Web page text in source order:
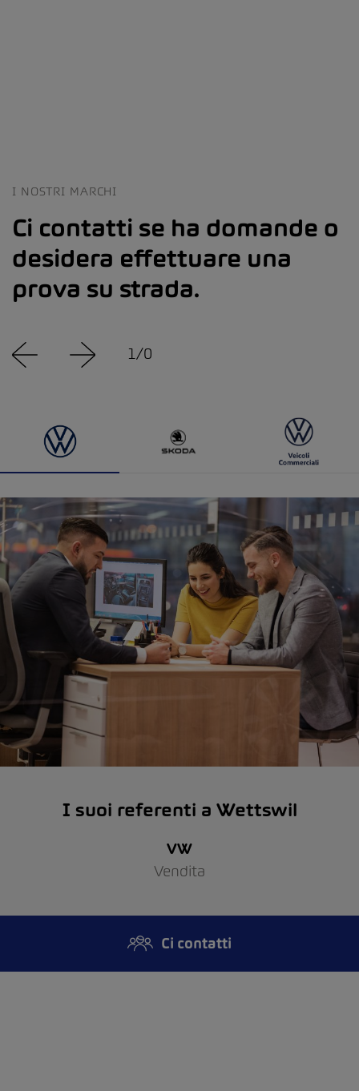
I NOSTRI MARCHI
Ci contatti se ha domande o
desidera effettuare una
prova su strada.
1/0
I suoi referenti a Wettswil
VW
Vendita
Ci contatti